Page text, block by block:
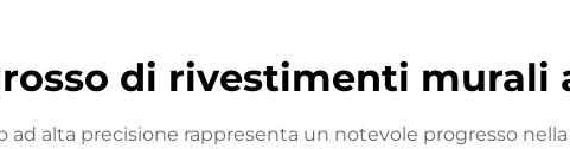
di rivestimenti murali
ad alta precisione rappresenta un notevole progresso